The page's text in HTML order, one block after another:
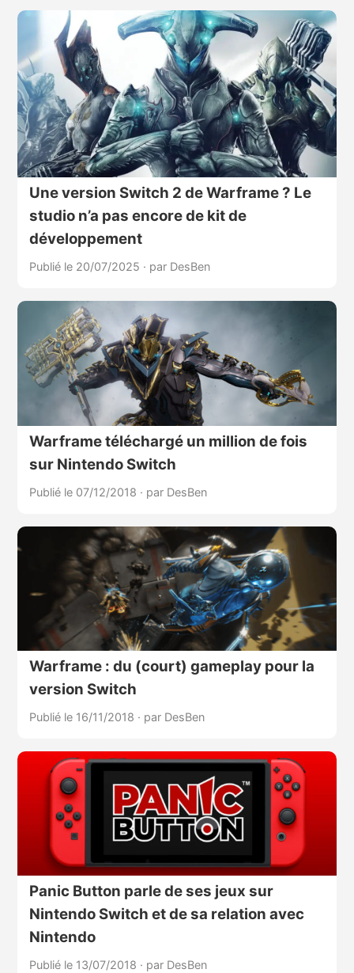
Une version Switch 2 de Warframe ? Le
studio n’a pas encore de kit de
développement
Publié le 20/07/2025 · par DesBen
Warframe téléchargé un million de fois
sur Nintendo Switch
Publié le 07/12/2018 · par DesBen
Warframe : du (court) gameplay pour la
version Switch
Publié le 16/11/2018 · par DesBen
Panic Button parle de ses jeux sur
Nintendo Switch et de sa relation avec
Nintendo
Publié le 13/07/2018 · par DesBen